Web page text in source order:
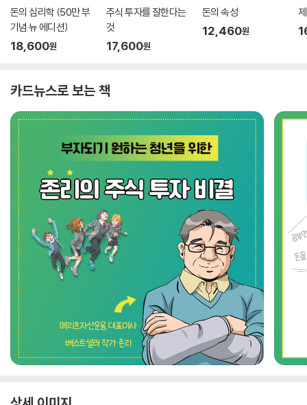
돈의 심리학 (50만 부
기념 뉴 에디션)
18,600원
주식 투자를 잘한다는
것
17,600원
돈의 속성
12,460원
카드뉴스로 보는 책